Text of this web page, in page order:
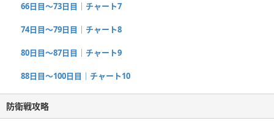
66日目〜73日目｜チャート7
74日目〜79日目｜チャート8
80日目〜87日目｜チャート9
88日目〜100日目｜チャート10
防衛戦攻略